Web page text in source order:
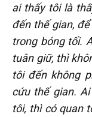
ai thấy tôi là
đến thế gian,
trong bóng tối.
tuân giữ, thì
tôi đến không
cứu thế gian.
tôi, thì có quan